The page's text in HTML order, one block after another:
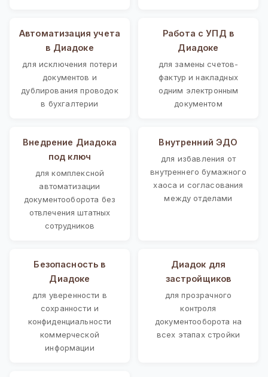
Автоматизация учета
в Диадоке
для исключения потери
документов и
дублирования проводок
в бухгалтерии
Работа с УПД в
Диадоке
для замены счетов-
фактур и накладных
одним электронным
документом
Внедрение Диадока
под ключ
для комплексной
автоматизации
документооборота без
отвлечения штатных
сотрудников
Внутренний ЭДО
для избавления от
внутреннего бумажного
хаоса и согласования
между отделами
Безопасность в
Диадоке
для уверенности в
сохранности и
конфиденциальности
коммерческой
информации
Диадок для
застройщиков
для прозрачного
контроля
документооборота на
всех этапах стройки